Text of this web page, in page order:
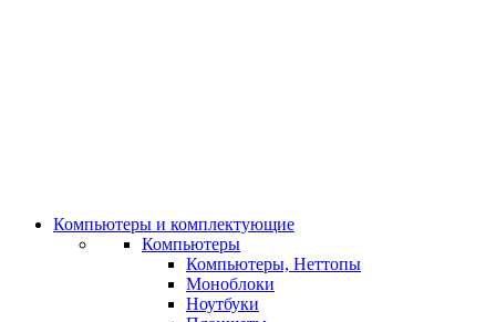
Компьютеры и комплектующие
Компьютеры
Компьютеры, Неттопы
Моноблоки
Ноутбуки